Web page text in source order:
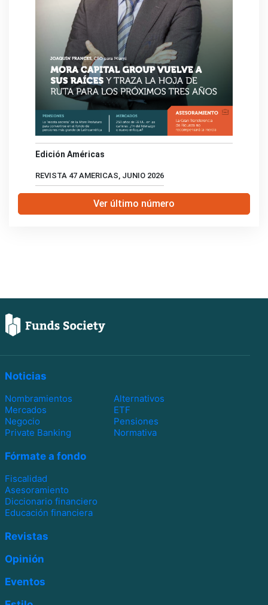
Edición Américas
REVISTA 47 AMERICAS, JUNIO 2026
Ver último número
Noticias
Nombramientos
Alternativos
Mercados
ETF
Negocio
Pensiones
Private Banking
Normativa
Fórmate a fondo
Fiscalidad
Asesoramiento
Diccionario financiero
Educación financiera
Revistas
Opinión
Eventos